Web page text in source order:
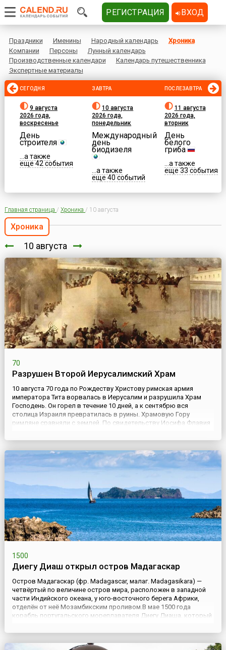
Праздники Именины Народный календарь
Хроника
Компании
Персоны
Лунный календарь
Производственные календари
Календарь путешественника
Экспертные материалы
СЕГОДНЯ
9 августа
2026 года,
воскресенье
День
строителя
...а также
еще 42 события
ЗАВТРА
10 августа
2026 года,
понедельник
Международный
день
биодизеля
...а также
еще 40 событий
ПОСЛЕЗАВТРА
11 августа
2026 года,
вторник
День
белого
гриба
...а также
еще 33 события
Главная страница / Хроника / 10 августа
Хроника
10 августа
70
Разрушен Второй Иерусалимский Храм
10 августа 70 года по Рождеству Христову римская армия
императора Тита ворвалась в Иерусалим и разрушила Храм
Господень. Он горел в течение 10 дней, а к сентябрю вся
столица Израиля превратилась в руины. Храмовую Гору
римляне сравняли с землей. По свидетельству Иосифа Флавия
рабство. Всего же погибших от меча, голода и плененных за
время во...
1500
Диегу Диаш открыл остров Мадагаскар
Остров Мадагаскар (фр. Madagascar, малаг. Madagasikara) —
четвёртый по величине остров мира, расположен в западной
части Индийского океана, у юго-восточного берега Африки,
отделён от неё Мозамбикским проливом.В мае 1500 года
корабль португальского мореплавателя Диегу Диаша, который
шторм. В результате он сбился с курса, обогнул Южную Афри...
РЕГИСТРАЦИЯ ВХОД